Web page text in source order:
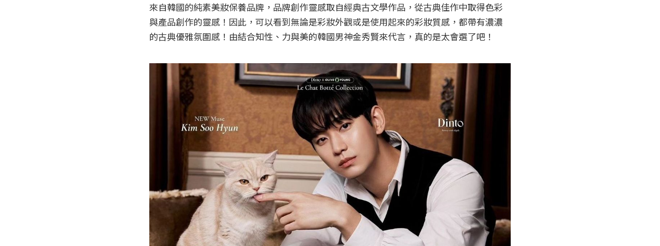
來自韓國的純素美妝保養品牌，品牌創作靈感取自經典古文學作品，從古典佳作中取得色彩
與產品創作的靈感！因此，可以看到無論是彩妝外觀或是使用起來的彩妝質感，都帶有濃濃
的古典優雅氛圍感！由結合知性、力與美的韓國男神金秀賢來代言，真的是太會選了吧！